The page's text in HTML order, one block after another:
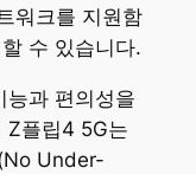
워크를 지원함
수 있습니다.
능과 편의성을
Z플립4 5G는
Under-